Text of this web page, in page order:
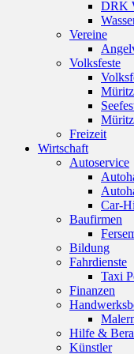
DRK
Vereine
Volksfeste
Freizeit
Wirtschaft
Autoservice
Car-
Baufirmen
Bildung
Fahrdienste
Taxi
Finanzen
Hilfe &
Künstler